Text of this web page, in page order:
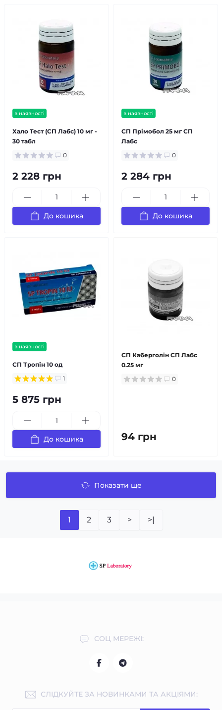
в наявності
Хало Тест (СП Лабс) 10 мг -
30 табл
0
2 228 грн
До кошика
в наявності
СП Прімобол 25 мг СП
Лабс
0
2 284 грн
До кошика
в наявності
СП Тропін 10 од
1
5 875 грн
До кошика
СП Каберголін СП Лабс
0.25 мг
0
94 грн
Показати ще
1 2 3 > >|
СОЦ МЕРЕЖІ:
СЛІДКУЙТЕ ЗА НОВИНКАМИ ТА АКЦІЯМИ: